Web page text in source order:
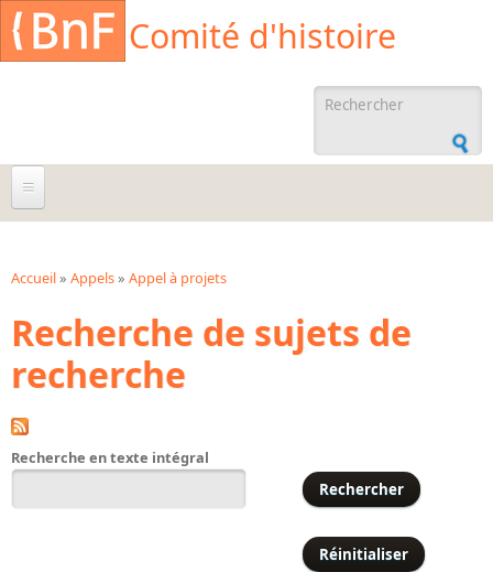
Aller au contenu principal
Comité d'histoire
recherche
À propos
Agenda
Ressources documentaires
Archives administratives
Bibliographie sur la BnF
Bibliographie historique de la Bibliothèque nationale de
Accueil» Appels» Appel à projets
Recherche de sujets de
recherche
Recherche en texte intégral
Cookies management panel